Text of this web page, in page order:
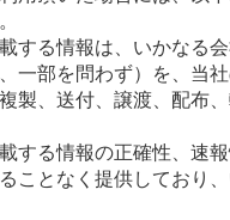
する情報は、いかなる
一部を問わず）を、当
製、送付、譲渡、配布
する情報の正確性、速
ことなく提供しており